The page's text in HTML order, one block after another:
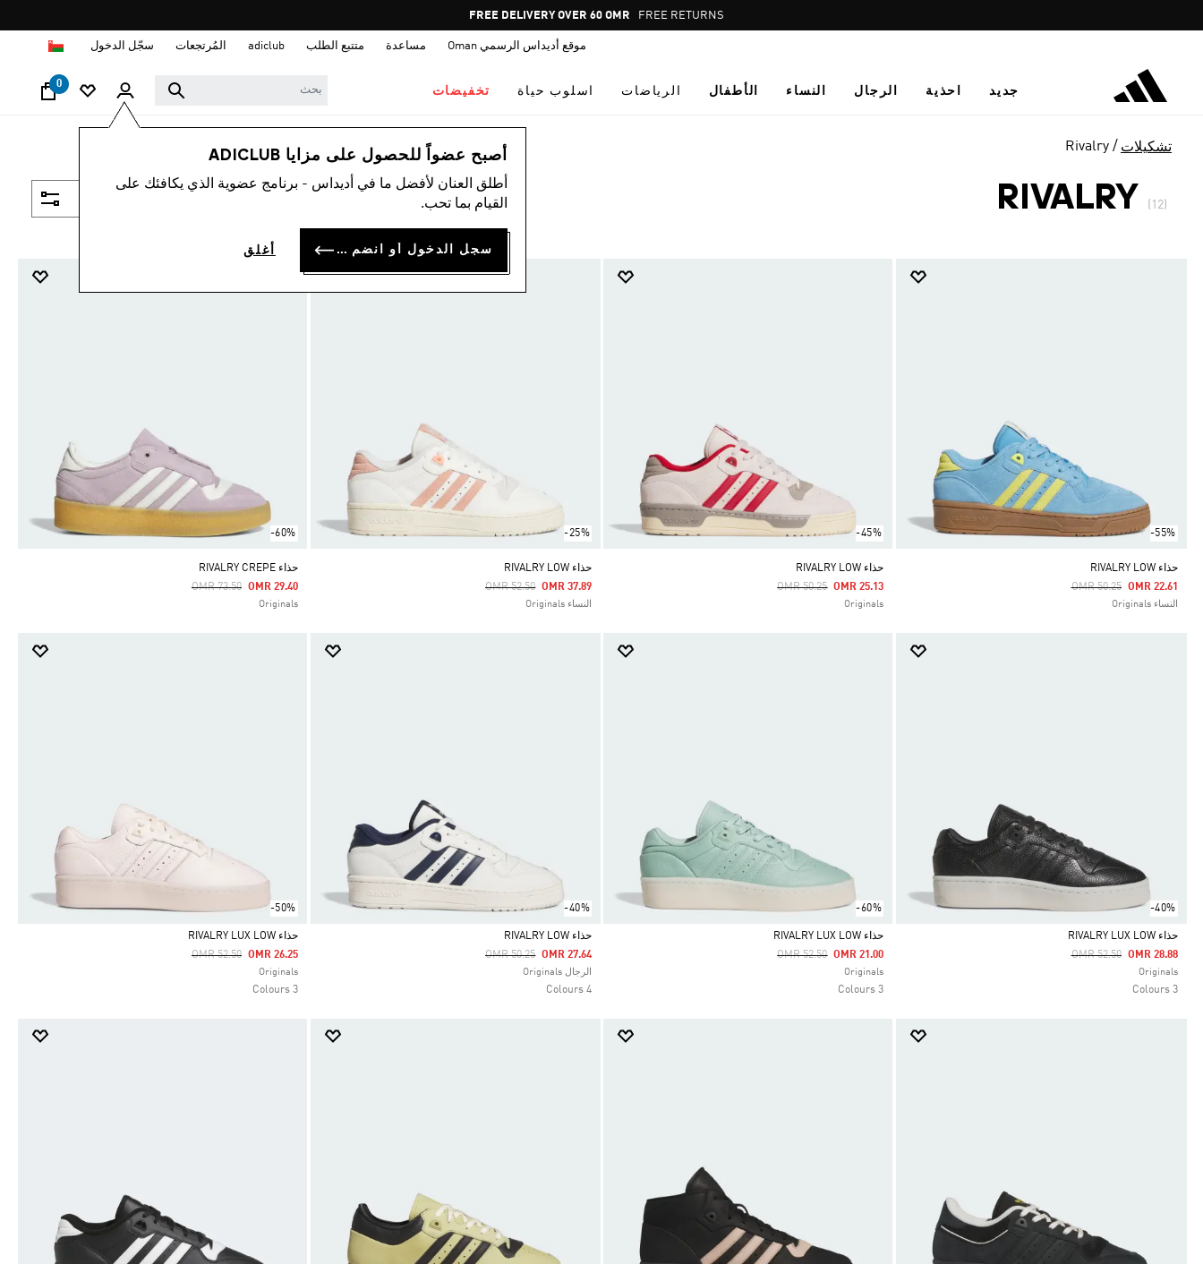
Pause
promotion
FREE DELIVERY OVER 60 OMR FREE RETURNS
موقع أديداس الرسمي Oman مساعدة متتبع الطلب adiclub المُرتجعات سجّل الدخول
جديد احذية الرجال النساء الأطفال الرياضات اسلوب حياة تخفيضات
0
أصبح عضواً للحصول على مزايا ADICLUB
أطلق العنان لأفضل ما في أديداس - برنامج عضوية الذي يكافئك على
القيام بما تحب.
سجل الدخول أو انضم الآن أغلق
تشكيلات Rivalry
RIVALRY (12)
-55%
حذاء RIVALRY LOW
Price Reduced From
OMR 50.25ToOMR 22.61
النساء Originals
-45%
حذاء RIVALRY LOW
Price Reduced From
OMR 50.25ToOMR 25.13
Originals
-25%
حذاء RIVALRY LOW
Price Reduced From
OMR 52.50ToOMR 37.89
النساء Originals
-60%
حذاء RIVALRY CREPE
Price Reduced From
OMR 73.50ToOMR 29.40
Originals
-40%
Selected
حذاء RIVALRY LUX LOW
Price Reduced From
OMR 52.50ToOMR 28.88
Originals
3 Colours
-60%
Selected
حذاء RIVALRY LUX LOW
Price Reduced From
OMR 52.50ToOMR 21.00
Originals
3 Colours
-40%
Selected
حذاء RIVALRY LOW
Price Reduced From
OMR 50.25ToOMR 27.64
الرجال Originals
4 Colours
-50%
Selected
حذاء RIVALRY LUX LOW
Price Reduced From
OMR 52.50ToOMR 26.25
Originals
3 Colours